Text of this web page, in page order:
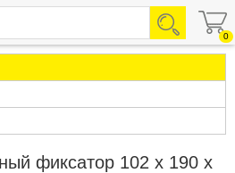
0
фиксатор 102 x 190 x